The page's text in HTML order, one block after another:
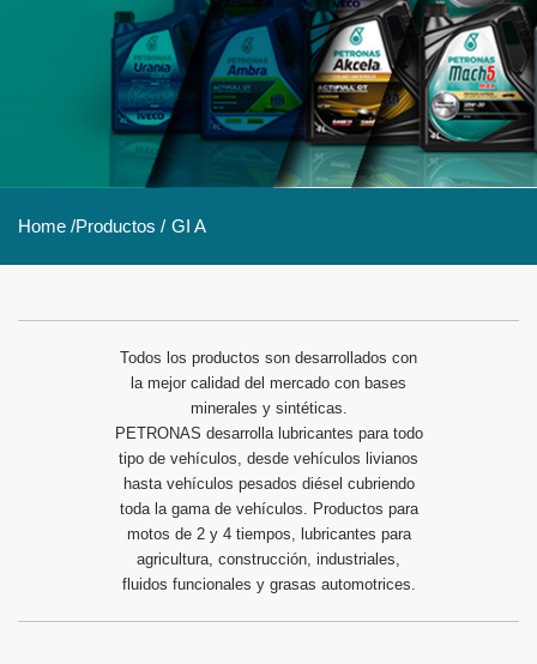
Home /Productos / GI A
Todos los productos son desarrollados con
la mejor calidad del mercado con bases
minerales y sintéticas.
PETRONAS desarrolla lubricantes para todo
tipo de vehículos, desde vehículos livianos
hasta vehículos pesados diésel cubriendo
toda la gama de vehículos. Productos para
motos de 2 y 4 tiempos, lubricantes para
agricultura, construcción, industriales,
fluidos funcionales y grasas automotrices.